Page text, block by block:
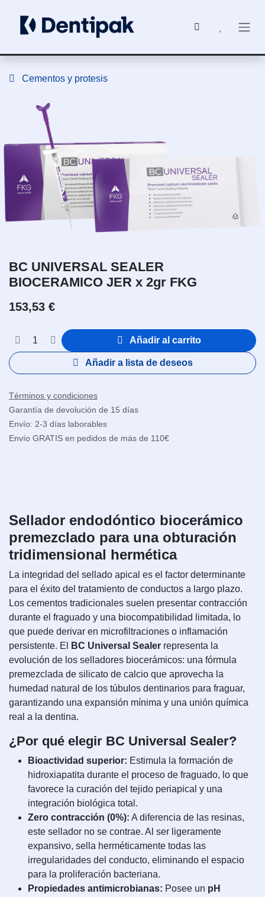
Cementos y protesis
BC UNIVERSAL SEALER
BIOCERAMICO JER x 2gr FKG
153,53 €
Añadir al carrito
Añadir a lista de deseos
Términos y condiciones
Garantía de devolución de 15 días
Envío: 2-3 días laborables
Envío GRATIS en pedidos de más de 110€
Sellador endodóntico biocerámico
premezclado para una obturación
tridimensional hermética
La integridad del sellado apical es el factor determinante
para el éxito del tratamiento de conductos a largo plazo.
Los cementos tradicionales suelen presentar contracción
durante el fraguado y una biocompatibilidad limitada, lo
que puede derivar en microfiltraciones o inflamación
persistente. El
BC Universal Sealer representa la
evolución de los selladores biocerámicos: una fórmula
premezclada de silicato de calcio que aprovecha la
humedad natural de los túbulos dentinarios para fraguar,
garantizando una expansión mínima y una unión química
real a la dentina.
¿Por qué elegir BC Universal Sealer?
Bioactividad superior: Estimula la formación de
hidroxiapatita durante el proceso de fraguado, lo que
favorece la curación del tejido periapical y una
integración biológica total.
Zero contracción (0%): A diferencia de las resinas,
este sellador no se contrae. Al ser ligeramente
expansivo, sella herméticamente todas las
irregularidades del conducto, eliminando el espacio
para la proliferación bacteriana.
Propiedades antimicrobianas: Posee un pH